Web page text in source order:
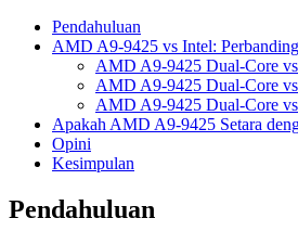
Pendahuluan
AMD A9-9425 vs Intel:
AMD A9-9425 Dual-Core
AMD A9-9425 Dual-Core
AMD A9-9425 Dual-Core
Apakah AMD A9-9425 Setara
Opini
Kesimpulan
Pendahuluan